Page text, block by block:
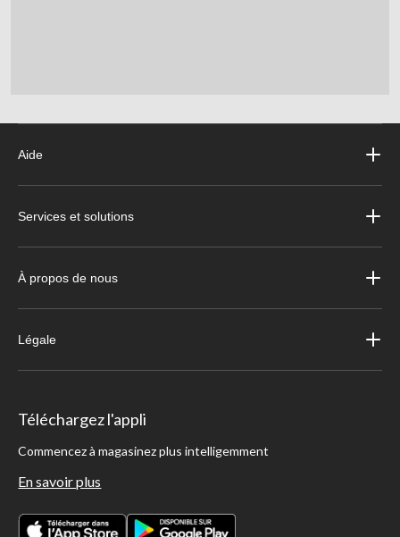
Aide
Services et solutions
À propos de nous
Légale
Téléchargez l'appli
Commencez à magasinez plus intelligemment
En savoir plus